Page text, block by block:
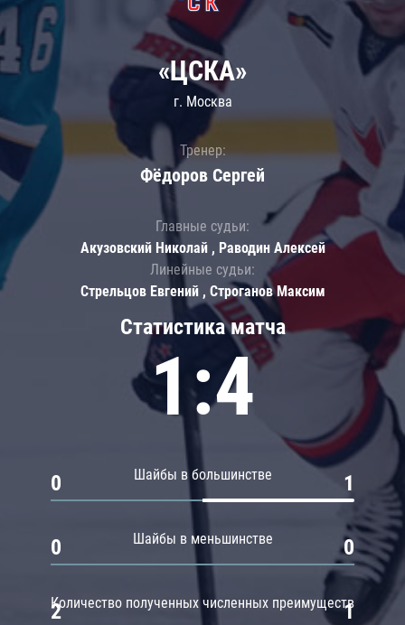
Статистика матча
1:4
Шайбы в большинстве
0 1
Шайбы в меньшинстве
0 0
Количество полученных численных преимуществ
2 1
«ЦСКА»
г. Москва
Тренер:
Фёдоров Сергей
Главные судьи:
Акузовский Николай , Раводин Алексей
Линейные судьи:
Стрельцов Евгений , Строганов Максим